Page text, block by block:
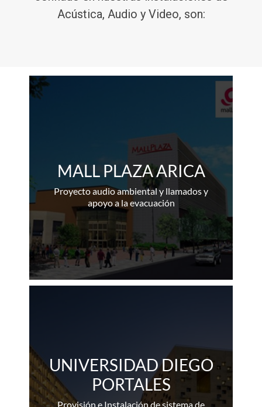
Acústica, Audio y Video, son:
MALL PLAZA ARICA
Proyecto audio ambiental y llamados y
apoyo a la evacuación
UNIVERSIDAD DIEGO
PORTALES
Provisión e Instalación de sistema de